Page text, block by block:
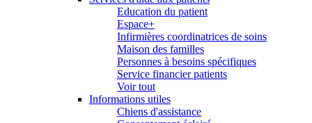
Education du patient
Espace+
Infirmières coordinatrices de soins
Maison des familles
Personnes à besoins spécifiques
Service financier patients
Voir tout
Informations utiles
Chiens d'assistance